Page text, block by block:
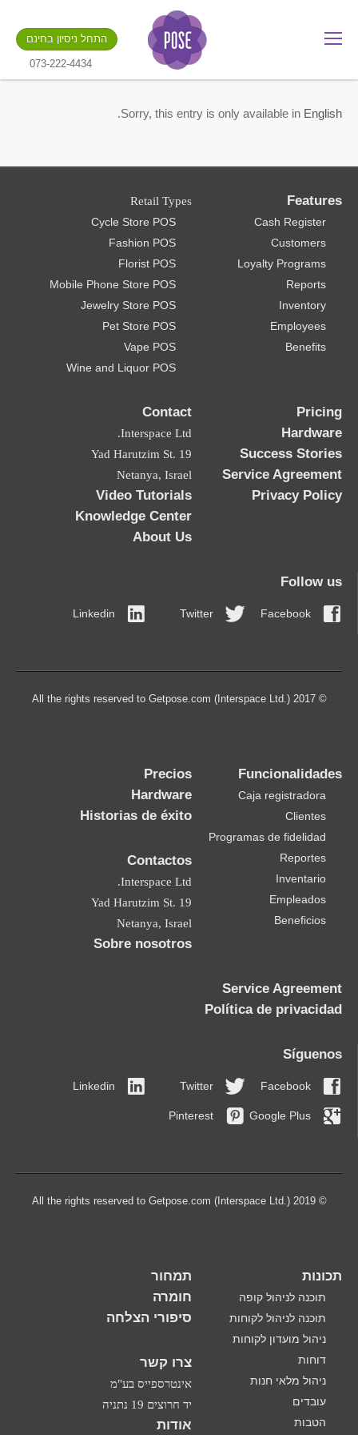
.gotpose.com
התחל ניסיון בחינם
073-222-4434
Sorry, this entry is only available in English
.
Features
Cash Register
Customers
Loyalty Programs
Reports
Inventory
Employees
Benefits
Retail Types
Cycle Store POS
Fashion POS
Florist POS
Mobile Phone Store POS
Jewelry Store POS
Pet Store POS
Vape POS
Wine and Liquor POS
Pricing
Hardware
Success Stories
Service Agreement
Privacy Policy
Contact
Interspace Ltd.
19 Yad Harutzim St.
Netanya, Israel
Video Tutorials
Knowledge Center
About Us
Follow us
Facebook
Twitter
Linkedin
© 2017 All the rights reserved to Getpose.com (Interspace Ltd.)
Funcionalidades
Caja registradora
Clientes
Programas de fidelidad
Reportes
Inventario
Empleados
Beneficios
Precios
Hardware
Historias de éxito
Contactos
Interspace Ltd.
19 Yad Harutzim St.
Netanya, Israel
Sobre nosotros
Service Agreement
Política de privacidad
Síguenos
Facebook
Twitter
Linkedin
Google Plus
Pinterest
© 2019 All the rights reserved to Getpose.com (Interspace Ltd.)
תכונות
תוכנה לניהול קופה
תוכנה לניהול לקוחות
ניהול מועדון לקוחות
דוחות
ניהול מלאי חנות
עובדים
הטבות
תמחור
חומרה
סיפורי הצלחה
צרו קשר
אינטרספייס בע"מ
יד חרוצים 19 נתניה
אודות